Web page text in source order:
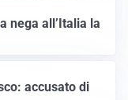
nega all’Italia la
accusato di